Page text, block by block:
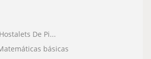
De Pi...
básicas